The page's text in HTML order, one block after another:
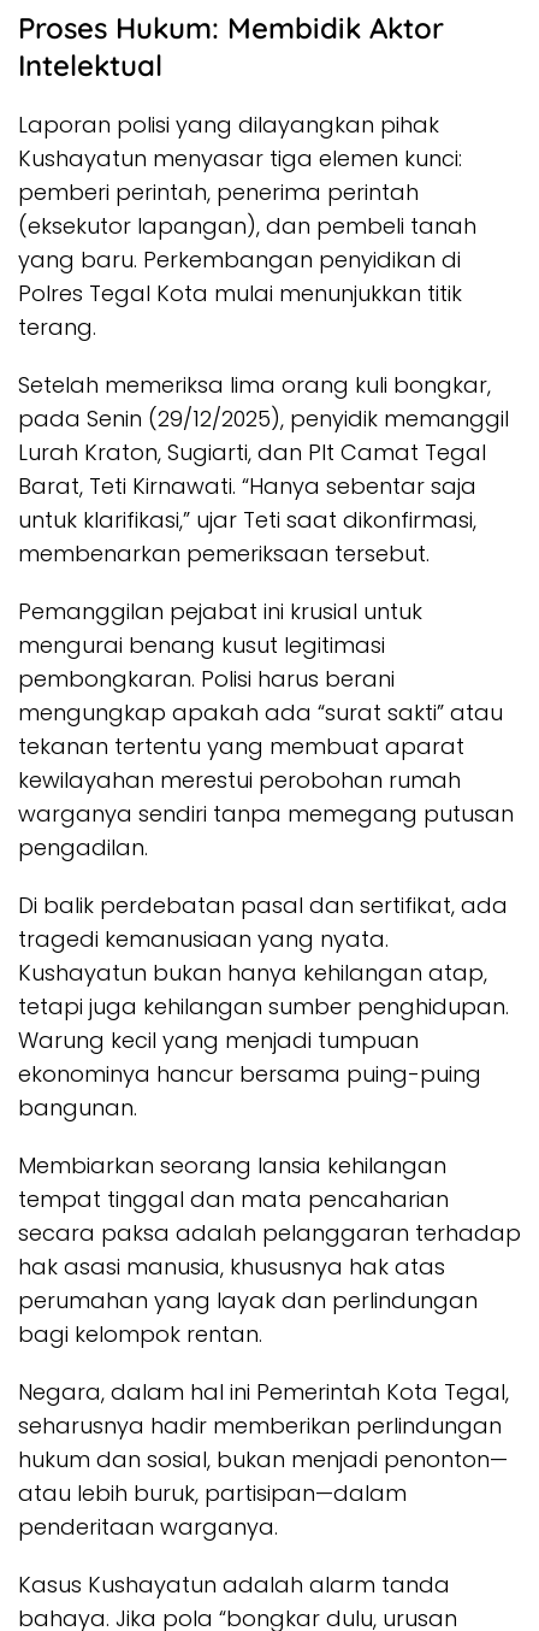
Proses Hukum: Membidik Aktor
Intelektual
Laporan polisi yang dilayangkan pihak
Kushayatun menyasar tiga elemen kunci:
pemberi perintah, penerima perintah
(eksekutor lapangan), dan pembeli tanah
yang baru. Perkembangan penyidikan di
Polres Tegal Kota mulai menunjukkan titik
terang.
Setelah memeriksa lima orang kuli bongkar,
pada Senin (29/12/2025), penyidik memanggil
Lurah Kraton, Sugiarti, dan Plt Camat Tegal
Barat, Teti Kirnawati. “Hanya sebentar saja
untuk klarifikasi,” ujar Teti saat dikonfirmasi,
membenarkan pemeriksaan tersebut.
Pemanggilan pejabat ini krusial untuk
mengurai benang kusut legitimasi
pembongkaran. Polisi harus berani
mengungkap apakah ada “surat sakti” atau
tekanan tertentu yang membuat aparat
kewilayahan merestui perobohan rumah
warganya sendiri tanpa memegang putusan
pengadilan.
Di balik perdebatan pasal dan sertifikat, ada
tragedi kemanusiaan yang nyata.
Kushayatun bukan hanya kehilangan atap,
tetapi juga kehilangan sumber penghidupan.
Warung kecil yang menjadi tumpuan
ekonominya hancur bersama puing-puing
bangunan.
Membiarkan seorang lansia kehilangan
tempat tinggal dan mata pencaharian
secara paksa adalah pelanggaran terhadap
hak asasi manusia, khususnya hak atas
perumahan yang layak dan perlindungan
bagi kelompok rentan.
Negara, dalam hal ini Pemerintah Kota Tegal,
seharusnya hadir memberikan perlindungan
hukum dan sosial, bukan menjadi penonton—
atau lebih buruk, partisipan—dalam
penderitaan warganya.
Kasus Kushayatun adalah alarm tanda
bahaya. Jika pola “bongkar dulu, urusan